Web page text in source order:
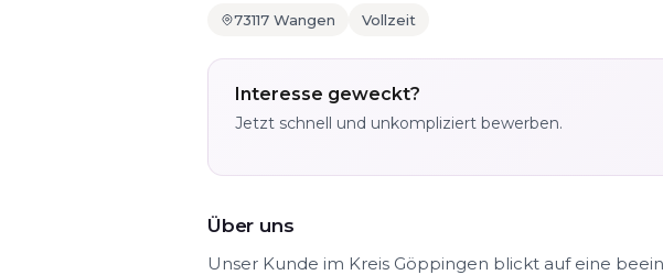
73117 Wangen Vollzeit
Interesse geweckt?
Jetzt schnell und unkompliziert bewerben.
Über uns
Unser Kunde im Kreis Göppingen blickt auf eine